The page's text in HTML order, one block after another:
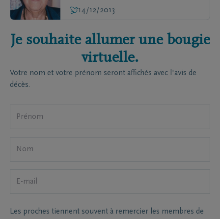
14/12/2013
Je souhaite allumer une bougie
virtuelle.
Votre nom et votre prénom seront affichés avec l'avis de
décès.
Les proches tiennent souvent à remercier les membres de